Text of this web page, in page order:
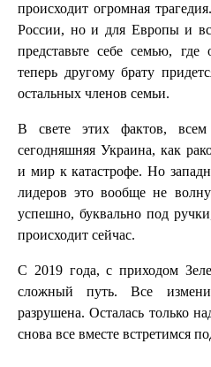
происходит огромная
России, но и для Европы и
представьте себе семью,
теперь другому брату
остальных членов семьи.
В свете этих фактов,
сегодняшняя Украина, как
и мир к катастрофе. Но
лидеров это вообще не
успешно, буквально под
происходит сейчас.
С 2019 года, с приходом
сложный путь. Все
разрушена. Осталась только
снова все вместе встретимся